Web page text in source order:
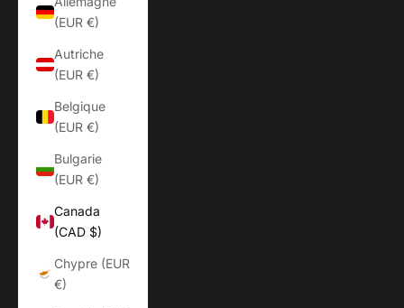
(EUR €)
Autriche
(EUR €)
Belgique
(EUR €)
Bulgarie
(EUR €)
Canada
(CAD $)
Chypre (EUR
€)